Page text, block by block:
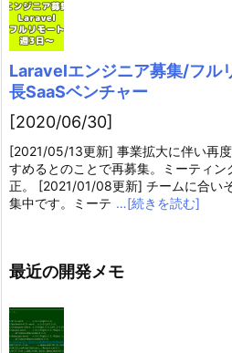
Laravelエンジニア募集/フル
長SaaSベンチャー
[2020/06/30]
[2021/05/13更新] 事業拡大に伴い再
すめるとのことで再募集。ミーティン
正。 [2021/01/08更新] チームに合い
集中です。ミーテ …[続きを読む]
最近の開発メモ